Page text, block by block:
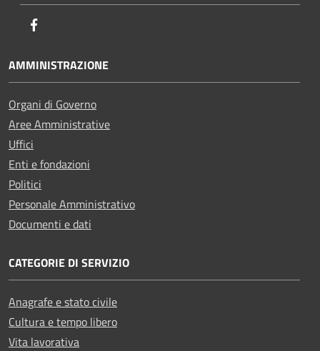
AMMINISTRAZIONE
Organi di Governo
Aree Amministrative
Uffici
Enti e fondazioni
Politici
Personale Amministrativo
Documenti e dati
CATEGORIE DI SERVIZIO
Anagrafe e stato civile
Cultura e tempo libero
Vita lavorativa